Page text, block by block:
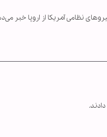
نظامی آمریکا از اروپا خبر